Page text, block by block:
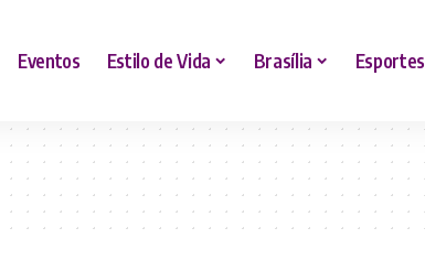
Eventos Estilo de Vida Brasília Esportes